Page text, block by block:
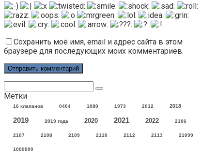
Сохранить моё имя, email и адрес сайта в этом
браузере для последующих моих комментариев.
Метки
16 клапанов 0404 1080 1973 2012 2018
2019 2019 года 2020 2021 2022 2106
2107 2108 2109 2110 2112 2113 21099
1000000